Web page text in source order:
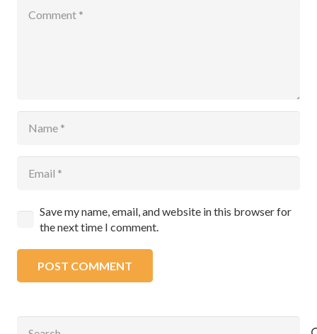
Save my name, email, and website in this browser for
the next time I comment.
POST COMMENT